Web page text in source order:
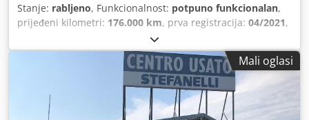
Stanje: rabljeno, Funkcionalnost: potpuno funkcionalan,
prijeđeni kilometri: 176.000 km, prva registracija: 04/2021,
, maksimalna nosivost:
masa:3.500 kg, konfiguracija osovina:4x2, gorivo:dizel,
, vrsta prijenosa:mehanički, broj stupnjeva
, emisijska klasa:Euro 6, broj sjedala:
prostora za utovar:
4.350 mm
, širina utovarnog prostora:
2.110 mm
, visina utovarnog prostora: 2.320 mm
Mali oglasi